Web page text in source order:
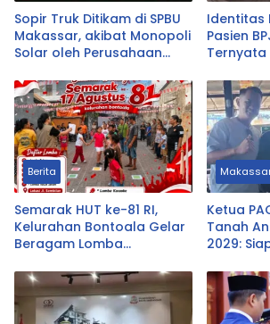
Sopir Truk Ditikam di SPBU
Makassar, akibat Monopoli
Solar oleh Perusahaan
Identitas
Pasien
Berita
Semarak HUT ke-81 RI,
Kelurahan Bontoala Gelar
Beragam Lomba
Seluruh Warga
Ketua
Tanah
2029: